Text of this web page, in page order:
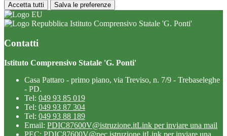
Accetta tutti Salva le preferenze
Istituto Comprensivo Statale 'G. Ponti'
Contatti
Istituto Comprensivo Statale 'G. Ponti'
Casa Pattaro - primo piano, via Treviso, n. 7/9 - Trebaseleghe
- PD.
Tel: 049 93 85 019
Tel: 049 93 87 304
Tel: 049 93 88 189
Email: PDIC87600V@istruzione.itLink per inviare una mail
PEC: PDIC87600V@pec.istruzione.itLink per inviare una